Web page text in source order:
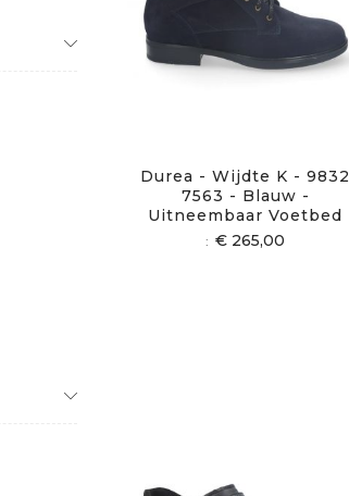
Durea - Wijdte K - 9832
7563 - Blauw -
Uitneembaar Voetbed
€ 265,00